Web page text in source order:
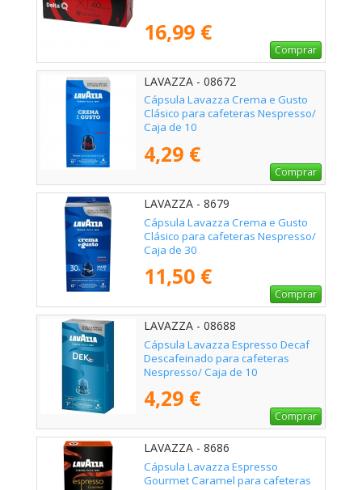
16,99 €
Comprar
LAVAZZA - 08672
Cápsula Lavazza Crema e Gusto
Clásico para cafeteras Nespresso/
Caja de 10
4,29 €
Comprar
LAVAZZA - 8679
Cápsula Lavazza Crema e Gusto
Clásico para cafeteras Nespresso/
Caja de 30
11,50 €
Comprar
LAVAZZA - 08688
Cápsula Lavazza Espresso Decaf
Descafeinado para cafeteras
Nespresso/ Caja de 10
4,29 €
Comprar
LAVAZZA - 8686
Cápsula Lavazza Espresso
Gourmet Caramel para cafeteras